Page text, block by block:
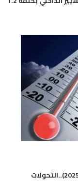
الاقتصاد المغربي خلال العقد الأخير (2015-2025)..التحولات